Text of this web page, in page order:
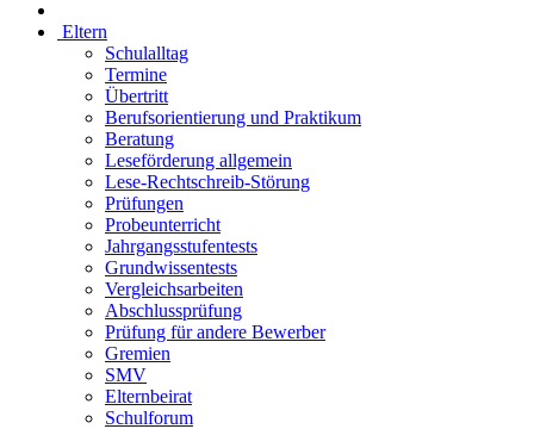
Eltern
Schulalltag
Termine
Übertritt
Berufsorientierung und Praktikum
Beratung
Leseförderung allgemein
Lese-Rechtschreib-Störung
Prüfungen
Probeunterricht
Jahrgangsstufentests
Grundwissentests
Vergleichsarbeiten
Abschlussprüfung
Prüfung für andere Bewerber
Gremien
SMV
Elternbeirat
Schulforum